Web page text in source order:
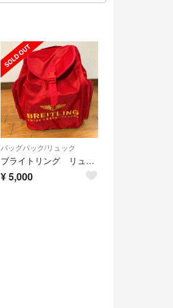
バッグパック/リュック
ブライトリング リュック 非売品
¥5,000